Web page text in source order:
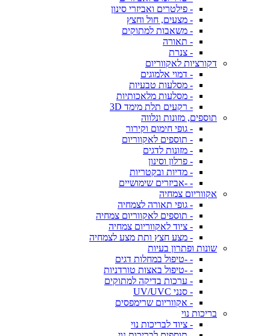
- פילטרים ואביזרי סינון
- מצעים, חול וחצץ
- משאבות למתוקים
- תאורה
- צנרת
דקורציות לאקווריום
- דמוי אלמוגים
- מסלעות טבעיות
- מסלעות מלאכותיות
- רקעים תלת מימד 3D
תוספים, מזונות ונלווה
- גופי חימום וקירור
- תוספים לאקווריום
- מזונות לדגים
- פרלון וסינון
- מדיות ובקטריות
- -אביזרים שימושיים
אקווריום צמחיה
- גופי תאורה לצמחיה
- תוספים לאקווריום צמחיה
- ציוד לאקווריום צמחיה
- מצע חצץ ותת מצע לצמחיה
שונות ופתרון בעיות
- -טיפול במחלות דגים
- -טיפול באצות טורדניות
- ערכות בדיקה למתוקים
- סנני UV/UVC
- אקווריום שרימפסים
בריכות נוי
- ציוד לבריכות נוי